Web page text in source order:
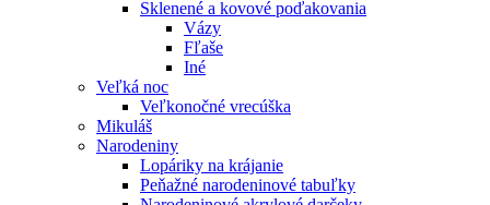
Sklenené a kovové poďakovania
Vázy
Fľaše
Iné
Veľká noc
Veľkonočné vrecúška
Mikuláš
Narodeniny
Lopáriky na krájanie
Peňažné narodeninové tabuľky